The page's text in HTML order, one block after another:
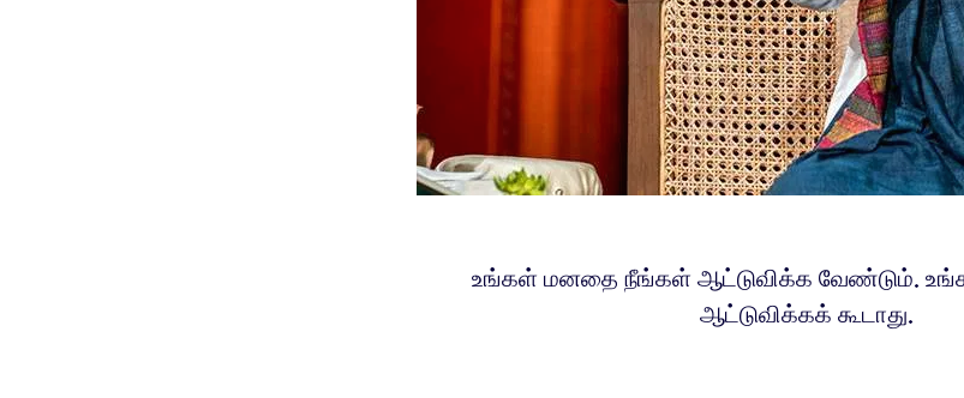
உங்கள் மனதை நீங்கள் ஆட்டுவிக்க வேண்டும்.
ஆட்டுவிக்கக் கூடாது.